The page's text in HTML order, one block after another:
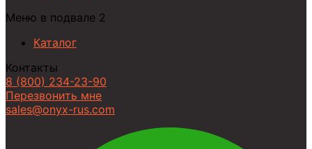
Меню в подвале 2
Каталог
Контакты
8 (800) 234-23-90
Перезвонить мне
sales@onyx-rus.com